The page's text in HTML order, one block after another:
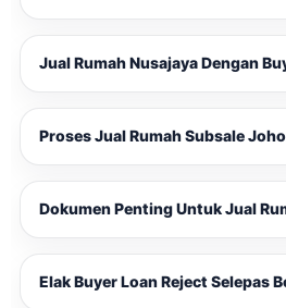
Jual Rumah Nusajaya Dengan
Proses Jual Rumah Subsale
Dokumen Penting Untuk Jual
Elak Buyer Loan Reject Selepas